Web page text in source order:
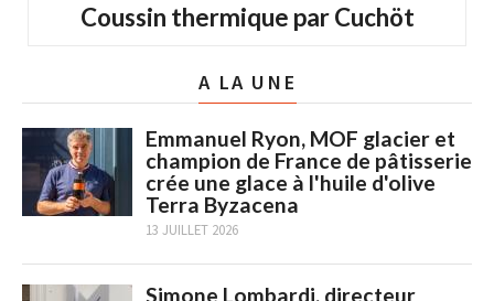
Coussin thermique par Cuchöt
A LA UNE
Emmanuel Ryon, MOF glacier et
champion de France de pâtisserie
crée une glace à l'huile d'olive
Terra Byzacena
13 JUILLET 2026
Simone Lombardi, directeur